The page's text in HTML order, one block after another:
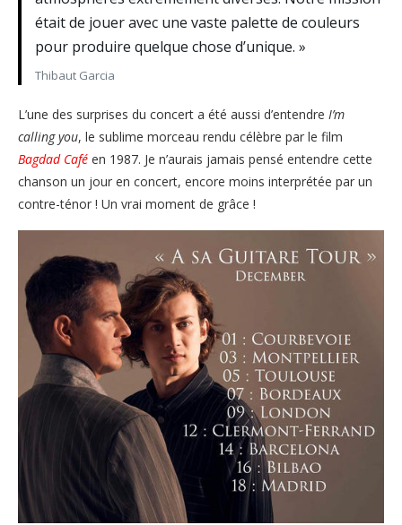
était de jouer avec une vaste palette de couleurs
pour produire quelque chose d’unique. »
Thibaut Garcia
L’une des surprises du concert a été aussi d’entendre I’m
calling you, le sublime morceau rendu célèbre par le film
Bagdad Café en 1987. Je n’aurais jamais pensé entendre cette
chanson un jour en concert, encore moins interprétée par un
contre-ténor ! Un vrai moment de grâce !